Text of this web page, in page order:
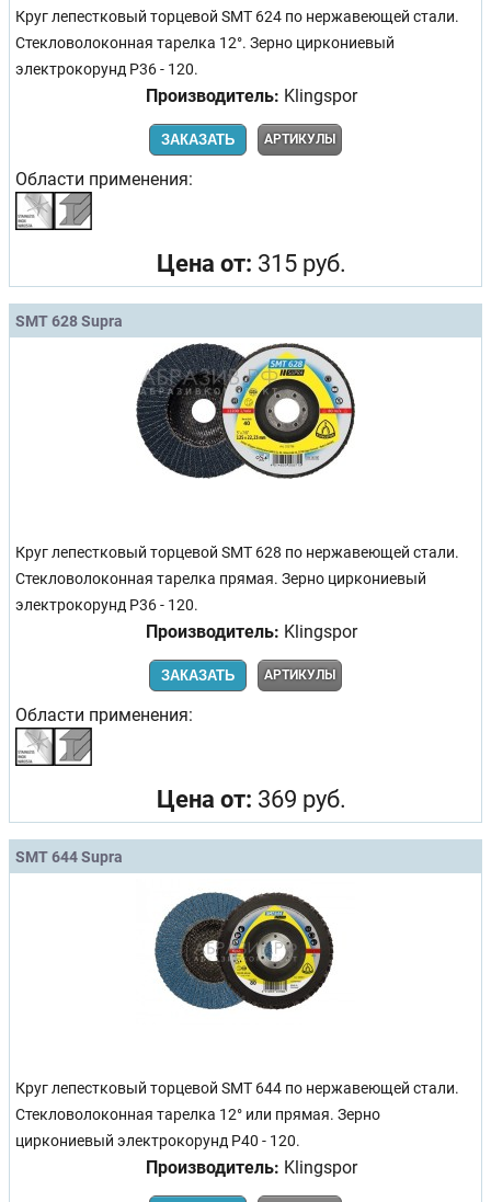
Круг лепестковый торцевой SMT 624 по нержавеющей стали.
Стекловолоконная тарелка 12°. Зерно циркониевый
электрокорунд Р36 - 120.
Производитель: Klingspor
ЗАКАЗАТЬ АРТИКУЛЫ
Области применения:
Цена от: 315 руб.
SMT 628 Supra
Круг лепестковый торцевой SMT 628 по нержавеющей стали.
Стекловолоконная тарелка прямая. Зерно циркониевый
электрокорунд Р36 - 120.
Производитель: Klingspor
ЗАКАЗАТЬ АРТИКУЛЫ
Области применения:
Цена от: 369 руб.
SMT 644 Supra
Круг лепестковый торцевой SMT 644 по нержавеющей стали.
Стекловолоконная тарелка 12° или прямая. Зерно
циркониевый электрокорунд Р40 - 120.
Производитель: Klingspor